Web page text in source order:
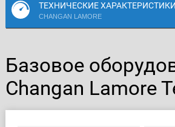
ТЕХНИЧЕСКИЕ ХАРАКТЕРИСТИКИ
CHANGAN LAMORE
Базовое
Changan Lamore